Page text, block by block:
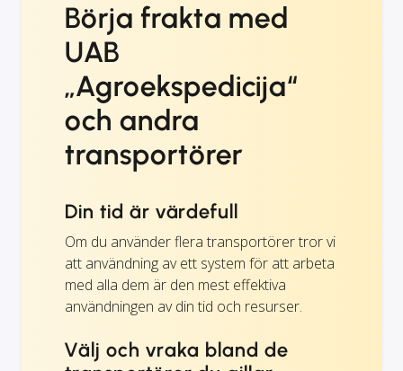
Börja frakta med
UAB
„Agroekspedicija“
och andra
transportörer
Din tid är värdefull
Om du använder flera transportörer tror vi
att användning av ett system för att arbeta
med alla dem är den mest effektiva
användningen av din tid och resurser.
Välj och vraka bland de